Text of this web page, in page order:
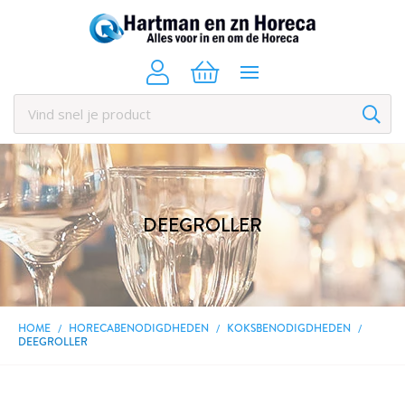
DEEGROLLER
HOME HORECABENODIGDHEDEN
KOKSBENODIGDHEDEN
DEEGROLLER